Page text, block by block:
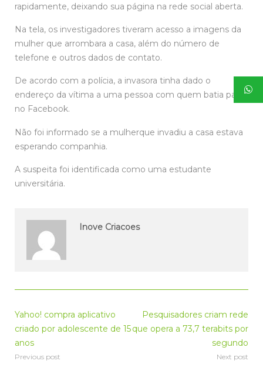
rapidamente, deixando sua página na rede social aberta.
Na tela, os investigadores tiveram acesso a imagens da
mulher que arrombara a casa, além do número de
telefone e outros dados de contato.
De acordo com a polícia, a invasora tinha dado o
endereço da vítima a uma pessoa com quem batia papo
no Facebook.
Não foi informado se a mulherque invadiu a casa estava
esperando companhia.
A suspeita foi identificada como uma estudante
universitária.
Inove Criacoes
Yahoo! compra aplicativo
criado por adolescente de 15
anos
Previous post
Pesquisadores criam rede
que opera a 73,7 terabits por
segundo
Next post